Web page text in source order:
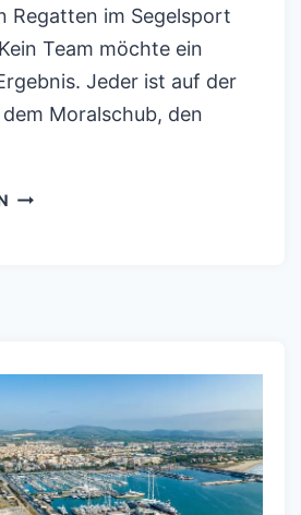
Regatten im Segelsport
Team möchte ein
Jeder ist auf der
Moralschub, den
AMERICA`S
LA
GELTRU